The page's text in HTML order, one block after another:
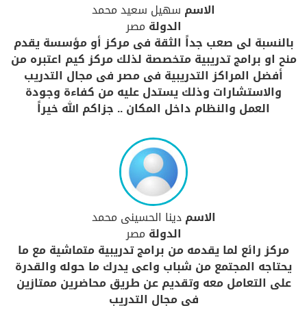
الاسم سهيل سعيد محمد
الدولة مصر
بالنسبة لى صعب جداً الثقة فى مركز أو مؤسسة يقدم
منح او برامج تدريبية متخصصة لذلك مركز كيم اعتبره من
أفضل المراكز التدريبية فى مصر فى مجال التدريب
والاستشارات وذلك يستدل عليه من كفاءة وجودة
العمل والنظام داخل المكان .. جزاكم الله خيراً
الاسمدينا الحسينى محمد
الدولة مصر
مركز رائع لما يقدمه من برامج تدريبية متماشية مع ما
يحتاجه المجتمع من شباب واعى يدرك ما حوله والقدرة
على التعامل معه وتقديم عن طريق محاضرين ممتازين
فى مجال التدريب